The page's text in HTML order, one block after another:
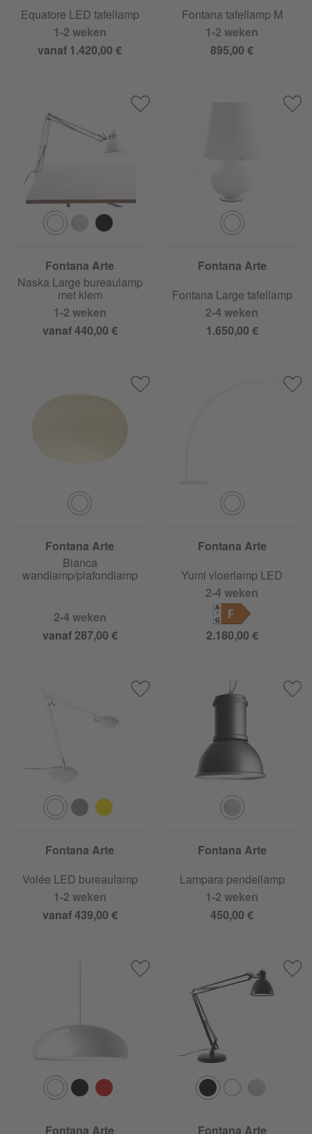
Equatore LED tafellamp
1-2 weken
vanaf 1.420,00 €
Fontana tafellamp M
1-2 weken
895,00 €
Fontana Arte
Naska Large bureaulamp
met klem
1-2 weken
vanaf 440,00 €
Fontana Arte
Fontana Large tafellamp
2-4 weken
1.650,00 €
Fontana Arte
Bianca
wandlamp/plafondlamp
2-4 weken
vanaf 287,00 €
Fontana Arte
Yumi vloerlamp LED
2-4 weken
F
2.180,00 €
Fontana Arte
Volée LED bureaulamp
1-2 weken
vanaf 439,00 €
Fontana Arte
Lampara pendellamp
1-2 weken
450,00 €
Fontana Arte Fontana Arte